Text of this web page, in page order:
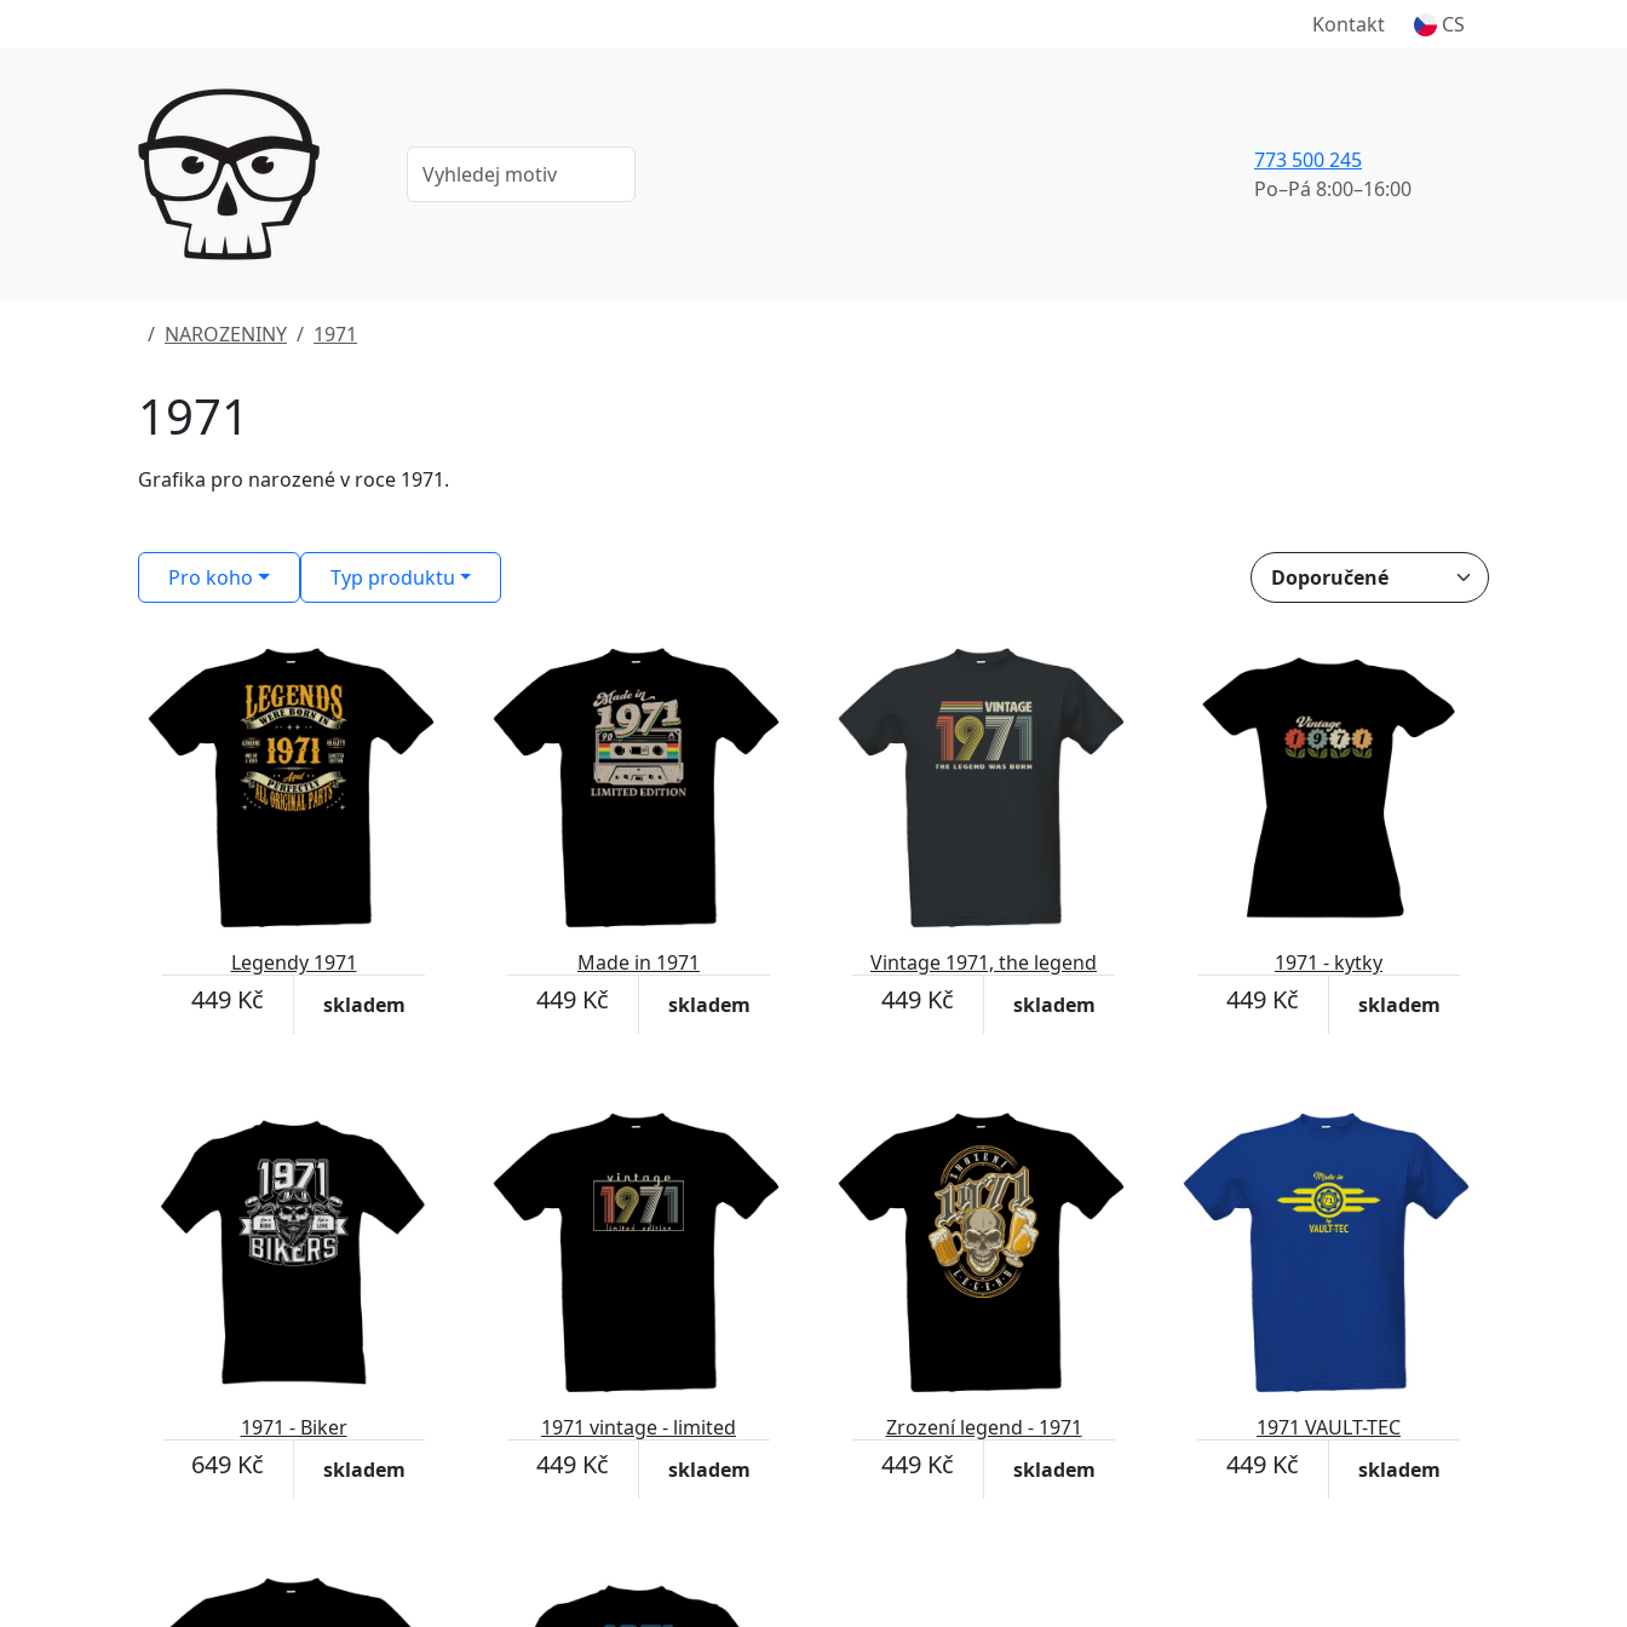
Kontakt CS
773 500 245
Po–Pá 8:00–16:00
NAROZENINY 1971
1971
Grafika pro narozené v roce 1971.
Pro koho Typ produktu
Legendy 1971
449 Kč skladem
Made in 1971
449 Kč skladem
Vintage 1971, the legend
was born
449 Kč skladem
1971 - kytky
449 Kč skladem
1971 - Biker
649 Kč skladem
1971 vintage - limited
edition 2
449 Kč skladem
Zrození legend - 1971
449 Kč skladem
1971 VAULT-TEC
449 Kč skladem